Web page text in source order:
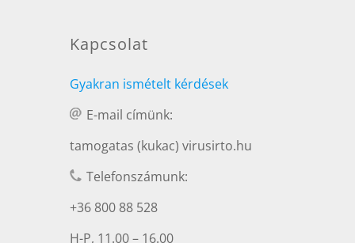
Kapcsolat
Gyakran ismételt kérdések
E-mail címünk:
tamogatas (kukac) virusirto.hu
Telefonszámunk:
+36 800 88 528
H-P, 11.00 – 16.00